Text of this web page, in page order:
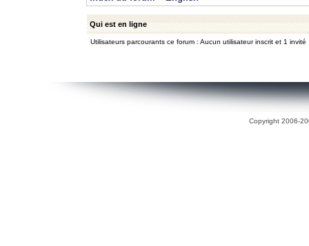
Qui est en ligne
Utilisateurs parcourants ce forum : Aucun utilisateur inscrit et 1 invité
Copyright 2006-